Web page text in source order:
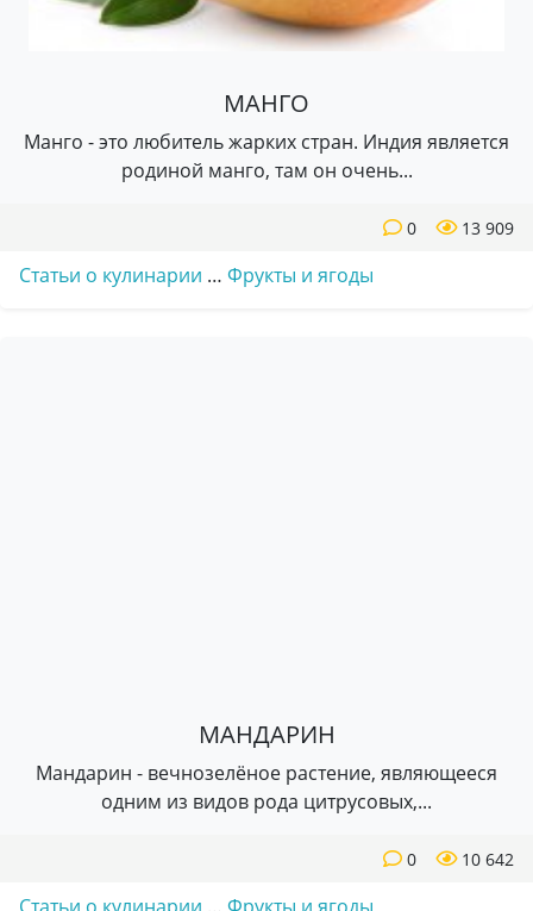
МАНГО
Манго - это любитель жарких стран. Индия является
родиной манго, там он очень...
13 909
0
Статьи о кулинарии … Фрукты и ягоды
МАНДАРИН
Мандарин - вечнозелёное растение, являющееся
одним из видов рода цитрусовых,...
10 642
0